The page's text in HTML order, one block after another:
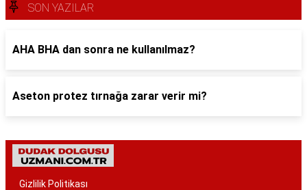
SON YAZILAR
AHA BHA dan sonra ne kullanılmaz?
Aseton protez tırnağa zarar verir mi?
Gizlilik Politikası